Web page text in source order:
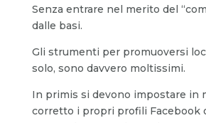
Senza entrare nel merito del
dalle basi.
Gli strumenti per promuoversi
solo, sono davvero moltissimi.
In primis si devono impostare in
corretto i propri profili Facebook